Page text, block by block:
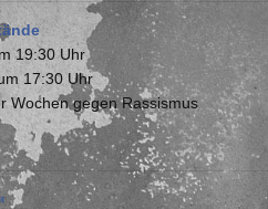
19:30 Uhr
17:30 Uhr
Wochen gegen Rassismus